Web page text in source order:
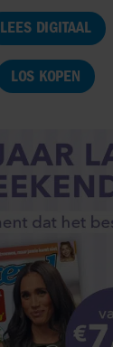
LEES DIGITAAL
LOS KOPEN